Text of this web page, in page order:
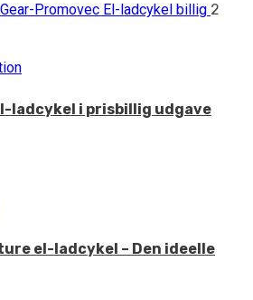
2
ladcykel i prisbillig udgave
el-ladcykel – Den ideelle